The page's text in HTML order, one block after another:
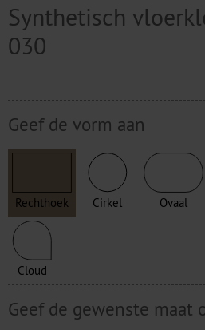
Synthetisch
030
Geef de vorm aan
Rechthoek Cirkel Ovaal
Cloud
Geef de gewenste maat